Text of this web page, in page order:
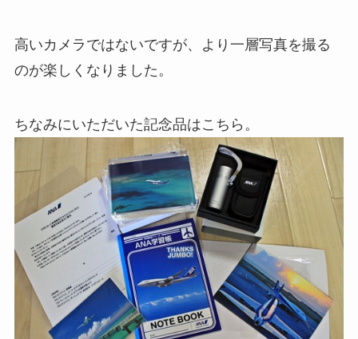
高いカメラではないですが、より一層写真を撮る
のが楽しくなりました。
ちなみにいただいた記念品はこちら。